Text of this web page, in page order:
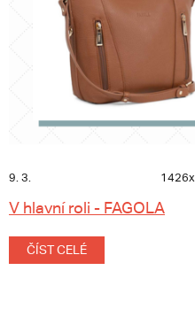
9. 3. 1426x
V hlavní roli - FAGOLA
ČÍST CELÉ